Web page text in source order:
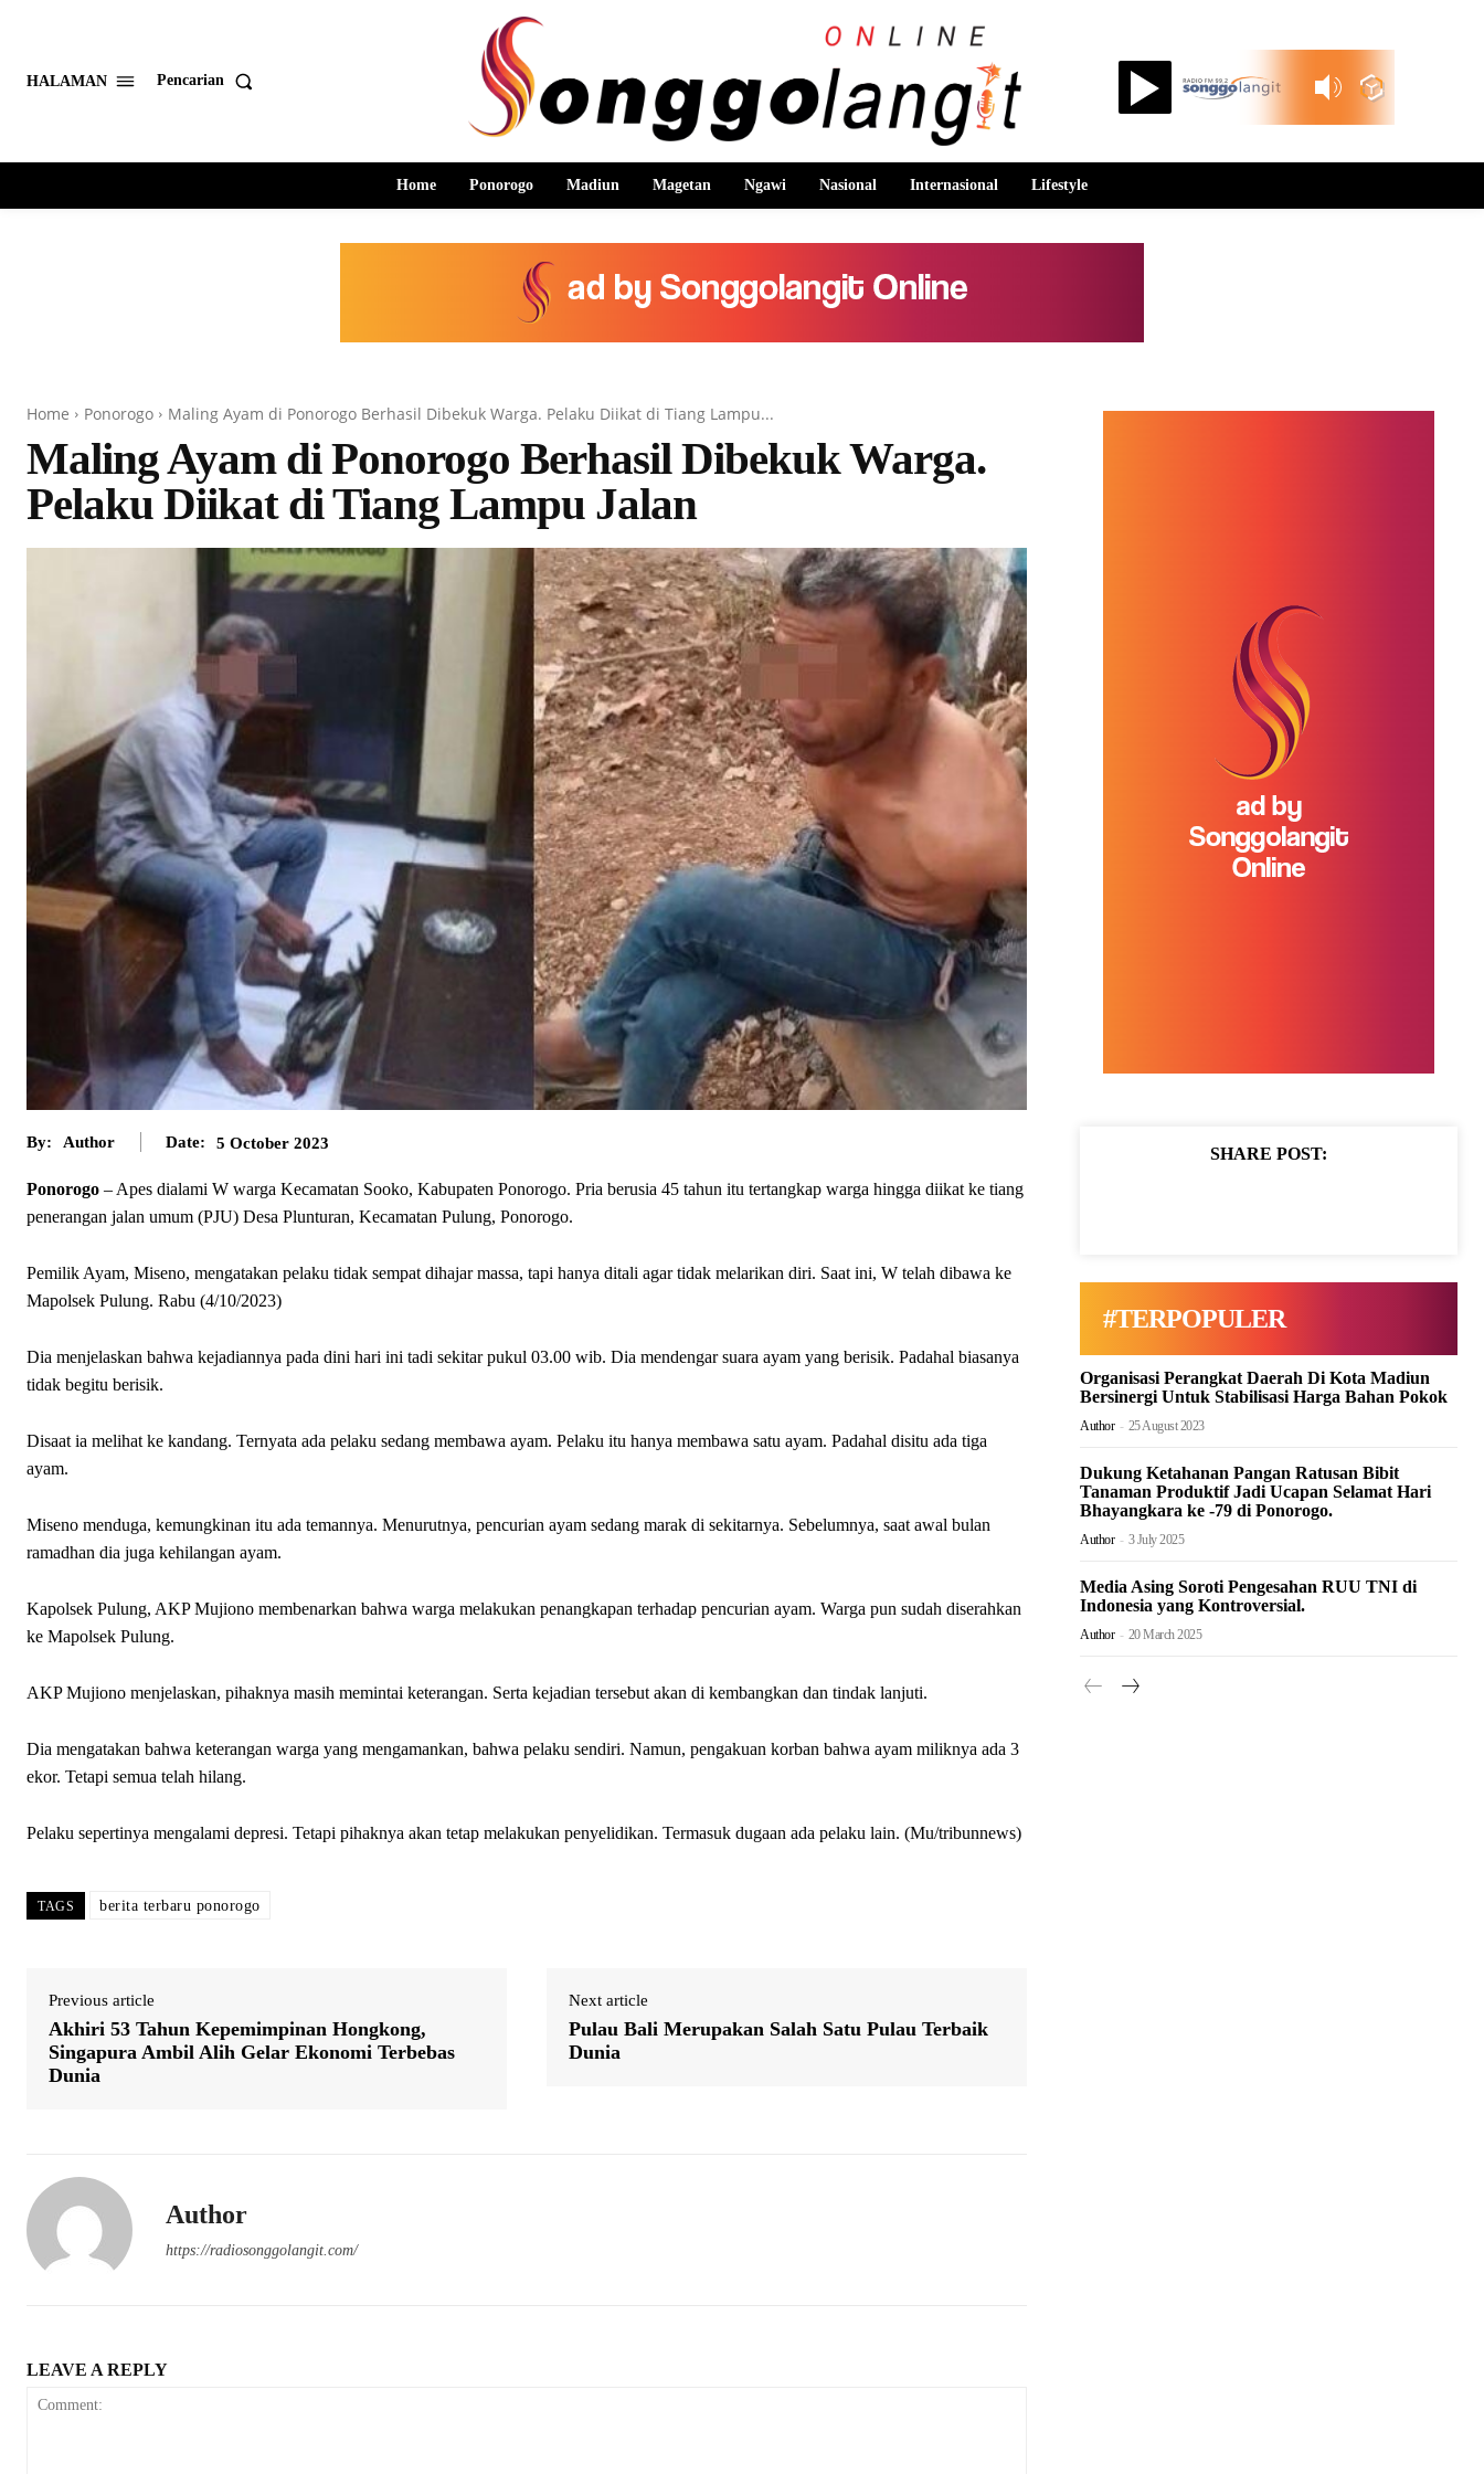
HALAMAN Pencarian
Home Ponorogo Madiun Magetan Ngawi Nasional Internasional Lifestyle
Home Ponorogo Maling Ayam di Ponorogo Berhasil Dibekuk Warga. Pelaku Diikat di Tiang Lampu...
Maling Ayam di Ponorogo Berhasil Dibekuk Warga.
Pelaku Diikat di Tiang Lampu Jalan
By: Author Date: 5 October 2023
Ponorogo – Apes dialami W warga Kecamatan Sooko, Kabupaten Ponorogo. Pria berusia 45 tahun itu tertangkap warga hingga diikat ke tiang
penerangan jalan umum (PJU) Desa Plunturan, Kecamatan Pulung, Ponorogo.
Pemilik Ayam, Miseno, mengatakan pelaku tidak sempat dihajar massa, tapi hanya ditali agar tidak melarikan diri. Saat ini, W telah dibawa ke
Mapolsek Pulung. Rabu (4/10/2023)
Dia menjelaskan bahwa kejadiannya pada dini hari ini tadi sekitar pukul 03.00 wib. Dia mendengar suara ayam yang berisik. Padahal biasanya
tidak begitu berisik.
Disaat ia melihat ke kandang. Ternyata ada pelaku sedang membawa ayam. Pelaku itu hanya membawa satu ayam. Padahal disitu ada tiga
ayam.
Miseno menduga, kemungkinan itu ada temannya. Menurutnya, pencurian ayam sedang marak di sekitarnya. Sebelumnya, saat awal bulan
ramadhan dia juga kehilangan ayam.
Kapolsek Pulung, AKP Mujiono membenarkan bahwa warga melakukan penangkapan terhadap pencurian ayam. Warga pun sudah diserahkan
ke Mapolsek Pulung.
AKP Mujiono menjelaskan, pihaknya masih memintai keterangan. Serta kejadian tersebut akan di kembangkan dan tindak lanjuti.
Dia mengatakan bahwa keterangan warga yang mengamankan, bahwa pelaku sendiri. Namun, pengakuan korban bahwa ayam miliknya ada 3
ekor. Tetapi semua telah hilang.
Pelaku sepertinya mengalami depresi. Tetapi pihaknya akan tetap melakukan penyelidikan. Termasuk dugaan ada pelaku lain. (Mu/tribunnews)
TAGS berita terbaru ponorogo
Previous article
Akhiri 53 Tahun Kepemimpinan Hongkong,
Singapura Ambil Alih Gelar Ekonomi Terbebas
Dunia
Next article
Pulau Bali Merupakan Salah Satu Pulau Terbaik
Dunia
Author
https://radiosonggolangit.com/
LEAVE A REPLY
SHARE POST:
#TERPOPULER
Organisasi Perangkat Daerah Di Kota Madiun
Bersinergi Untuk Stabilisasi Harga Bahan Pokok
Author - 25 August 2023
Dukung Ketahanan Pangan Ratusan Bibit
Tanaman Produktif Jadi Ucapan Selamat Hari
Bhayangkara ke -79 di Ponorogo.
Author - 3 July 2025
Media Asing Soroti Pengesahan RUU TNI di
Indonesia yang Kontroversial.
Author - 20 March 2025